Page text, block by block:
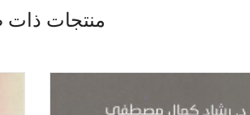
منتجات ذات